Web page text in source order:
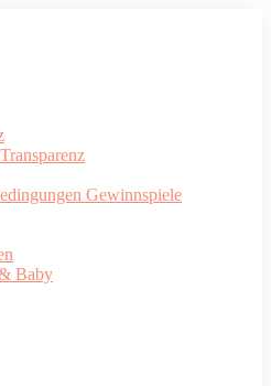
Gewinnspiele
Baby